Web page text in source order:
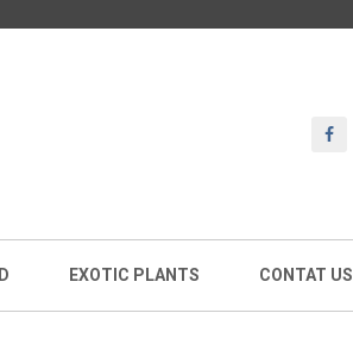
EXOTIC PLANTS CONTAT US